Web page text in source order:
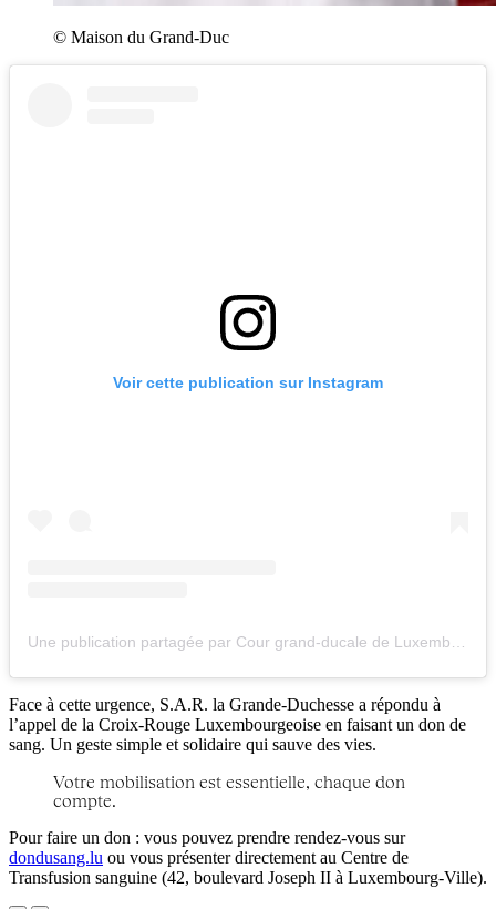
© Maison du Grand-Duc
Voir cette publication sur Instagram
Face à cette urgence, S.A.R. la Grande-Duchesse a répondu à
l’appel de la Croix-Rouge Luxembourgeoise en faisant un don de
sang. Un geste simple et solidaire qui sauve des vies.
Votre mobilisation est essentielle, chaque don
compte.
Pour faire un don : vous pouvez prendre rendez-vous sur
dondusang.lu ou vous présenter directement au Centre de
Transfusion sanguine (42, boulevard Joseph II à Luxembourg-Ville).